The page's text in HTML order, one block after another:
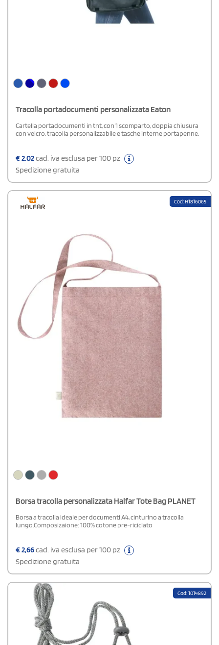
Tracolla portadocumenti personalizzata Eaton
Cartella portadocumenti in tnt, con 1 scomparto, doppia chiusura
con velcro, tracolla personalizzabile e tasche interne portapenne.
€2,02cad. iva esclusa per 100 pz
Spedizione gratuita
Cod: H1816065
Borsa tracolla personalizzata Halfar Tote Bag PLANET
Borsa a tracolla ideale per documenti A4, cinturino a tracolla
lungo.Composizaione: 100% cotone pre-riciclato
€2,66cad. iva esclusa per 100 pz
Spedizione gratuita
Cod: 1014892